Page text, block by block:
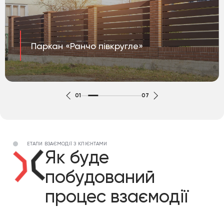
Паркан «Ранчо півкругле»
01 07
ЕТАПИ ВЗАЄМОДІЇ З КЛІЄНТАМИ
Як буде
побудований
процес взаємодії